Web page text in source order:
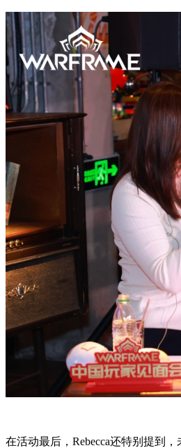
在活动最后，Rebecca还特别提到，